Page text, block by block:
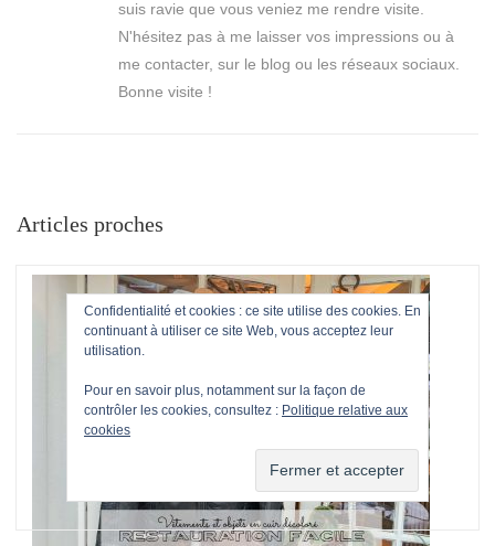
suis ravie que vous veniez me rendre visite.
N'hésitez pas à me laisser vos impressions ou à
me contacter, sur le blog ou les réseaux sociaux.
Bonne visite !
Articles proches
Confidentialité et cookies : ce site utilise des cookies. En
continuant à utiliser ce site Web, vous acceptez leur
utilisation.
Pour en savoir plus, notamment sur la façon de
contrôler les cookies, consultez : Politique relative aux
cookies